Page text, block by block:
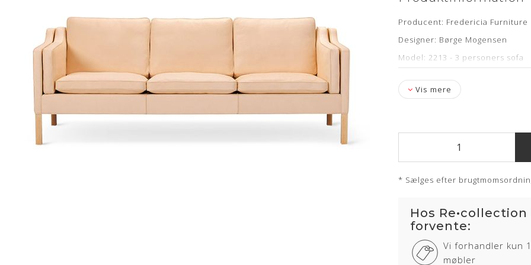
Producent: Fredericia Furniture
Designer: Børge Mogensen
Model: 2213 - 3 personers sofa
Ben: Egetræ ( ny slebet)
Stand: Renoveret, originalt
Leveringstid: 4-5 uger
Om læderet
Anilin læder er en eksklusiv
anvendt. Anilin læder har ingen
Læderet har en naturlig rå,
siddekomfort samt det
Vis mere
* Sælges efter
Hos
forvente:
Vi forhandler kun
møbler